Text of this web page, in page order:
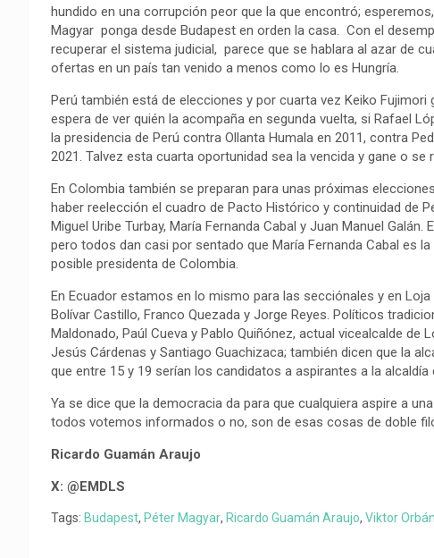
e
b
o
k
t
s
A
p
e
g
r
m
y
L
i
k
p
a
r
i
r
hundido en una corrupción peor que la que encontró;
Magyar ponga desde Budapest en orden la casa. Con el
recuperar el sistema judicial, parece que se hablara al azar de
ofertas en un país tan venido a menos como lo es Hungría.
Perú también está de elecciones y por cuarta vez Keiko
espera de ver quién la acompaña en segunda vuelta, si Rafael
la presidencia de Perú contra Ollanta Humala en 2011, contra
2021. Talvez esta cuarta oportunidad sea la vencida y gane o
En Colombia también se preparan para unas próximas
haber reelección el cuadro de Pacto Histórico y continuidad de
Miguel Uribe Turbay, María Fernanda Cabal y Juan Manuel
pero todos dan casi por sentado que María Fernanda Cabal es
posible presidenta de Colombia.
En Ecuador estamos en lo mismo para las secciónales y en
Bolívar Castillo, Franco Quezada y Jorge Reyes. Políticos
Maldonado, Paúl Cueva y Pablo Quiñónez, actual vicealcalde de
Jesús Cárdenas y Santiago Guachizaca; también dicen que la
que entre 15 y 19 serían los candidatos a aspirantes a la alcaldía
Ya se dice que la democracia da para que cualquiera aspire a
todos votemos informados o no, son de esas cosas de doble
Ricardo Guamán Araujo
X: @EMDLS
Tags: Budapest, Péter Magyar, Ricardo Guamán Araujo, Viktor Orbán